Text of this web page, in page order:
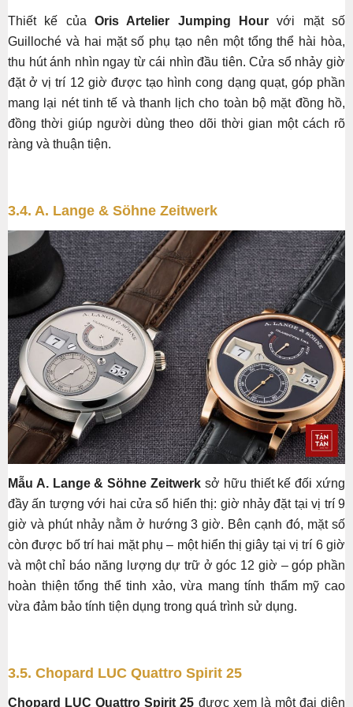
Thiết kế của Oris Artelier Jumping Hour với mặt số
Guilloché và hai mặt số phụ tạo nên một tổng thể hài hòa,
thu hút ánh nhìn ngay từ cái nhìn đầu tiên. Cửa sổ nhảy giờ
đặt ở vị trí 12 giờ được tạo hình cong dạng quạt, góp phần
mang lại nét tinh tế và thanh lịch cho toàn bộ mặt đồng hồ,
đồng thời giúp người dùng theo dõi thời gian một cách rõ
ràng và thuận tiện.
3.4. A. Lange & Söhne Zeitwerk
Mẫu A. Lange & Söhne Zeitwerk sở hữu thiết kế đối xứng
đầy ấn tượng với hai cửa sổ hiển thị: giờ nhảy đặt tại vị trí 9
giờ và phút nhảy nằm ở hướng 3 giờ. Bên cạnh đó, mặt số
còn được bố trí hai mặt phụ – một hiển thị giây tại vị trí 6 giờ
và một chỉ báo năng lượng dự trữ ở góc 12 giờ – góp phần
hoàn thiện tổng thể tinh xảo, vừa mang tính thẩm mỹ cao
vừa đảm bảo tính tiện dụng trong quá trình sử dụng.
3.5. Chopard LUC Quattro Spirit 25
Chopard LUC Quattro Spirit 25 được xem là một đại diện